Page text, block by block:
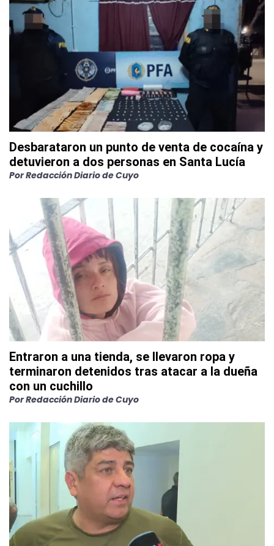
Desbarataron un punto de venta de cocaína y
detuvieron a dos personas en Santa Lucía
PorRedacción Diario de Cuyo
Entraron a una tienda, se llevaron ropa y
terminaron detenidos tras atacar a la dueña
con un cuchillo
PorRedacción Diario de Cuyo